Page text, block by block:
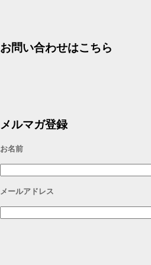
お問い合わせはこちら
メルマガ登録
お名前
メールアドレス